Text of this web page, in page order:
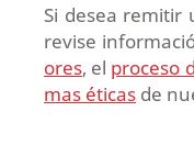
Si desea remitir
revise
ores, el proceso
mas éticasde